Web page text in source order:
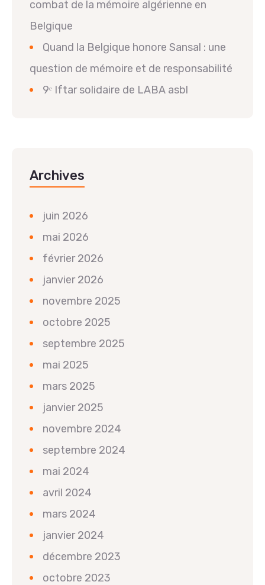
combat de la mémoire algérienne en
Belgique
Quand la Belgique honore Sansal : une
question de mémoire et de responsabilité
9ᵉ Iftar solidaire de LABA asbl
Archives
juin 2026
mai 2026
février 2026
janvier 2026
novembre 2025
octobre 2025
septembre 2025
mai 2025
mars 2025
janvier 2025
novembre 2024
septembre 2024
mai 2024
avril 2024
mars 2024
janvier 2024
décembre 2023
octobre 2023